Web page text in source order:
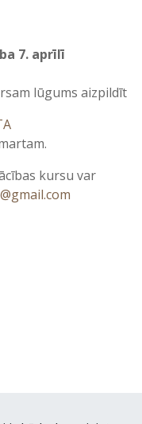
7. aprīlī
lūgums aizpildīt
kursu var